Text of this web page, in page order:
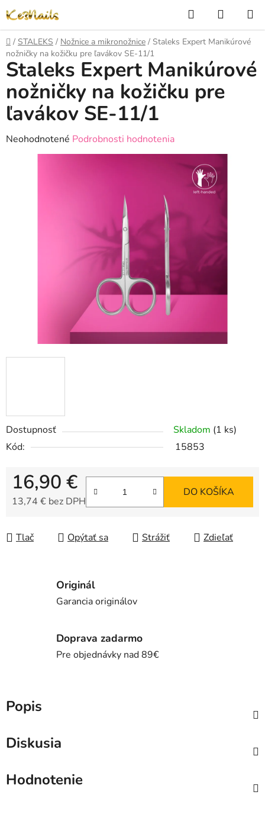
na
obsah
Hľadať
KOŠÍK
Domov
/ STALEKS / Nožnice a mikronožnice / Staleks Expert Manikúrové
nožničky na kožičku pre ľavákov SE-11/1
Dostupnosť Skladom (1 ks)
Kód:
15853
16,90 €
13,74 € bez DPH
DO KOŠÍKA
Tlač Opýtať sa Strážiť Zdieľať
Staleks Expert Manikúrové
nožničky na kožičku pre
ľavákov SE-11/1
Priemerné
hodnotenie
Neohodnotené Podrobnosti hodnotenia
Originál
Garancia originálov
Doprava zadarmo
Pre objednávky nad 89€
Popis
Diskusia
Hodnotenie